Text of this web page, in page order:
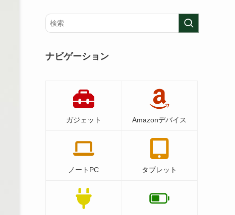
ナビゲーション
ガジェット Amazonデバイス
ノートPC タブレット